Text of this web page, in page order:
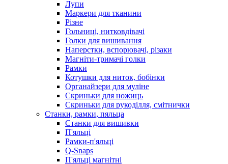
Лупи
Маркери для тканини
Різне
Гольниці, нитковдівачі
Голки для вишивання
Наперстки, вспорювачі, різаки
Магніти-тримачі голки
Рамки
Котушки для ниток, бобінки
Органайзери для муліне
Скриньки для ножиць
Скриньки для рукоділля, смітнички
Станки, рамки, пяльца
Станки для вишивки
П'яльці
Рамки-п'яльці
Q-Snaps
П'яльці магнітні